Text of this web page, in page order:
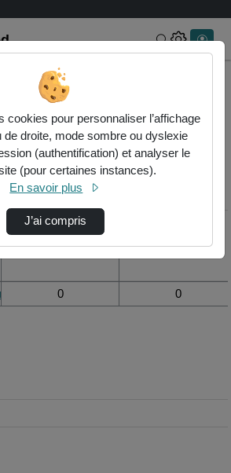
Rechercher
de la vidéo La
santé
Vue de la journée
0 0
cookies pour personnaliser l’affichage
de droite, mode sombre ou dyslexie
(authentification) et analyser le
(pour certaines instances).
En savoir plus
J’ai compris